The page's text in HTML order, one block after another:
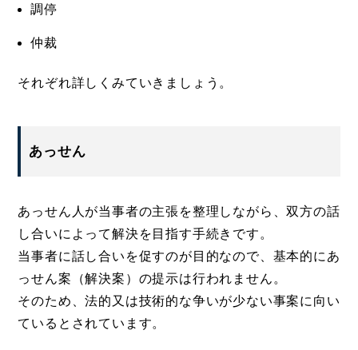
調停
仲裁
それぞれ詳しくみていきましょう。
あっせん
あっせん人が当事者の主張を整理しながら、双方の話
し合いによって解決を目指す手続きです。
当事者に話し合いを促すのが目的なので、基本的にあ
っせん案（解決案）の提示は行われません。
そのため、法的又は技術的な争いが少ない事案に向い
ているとされています。